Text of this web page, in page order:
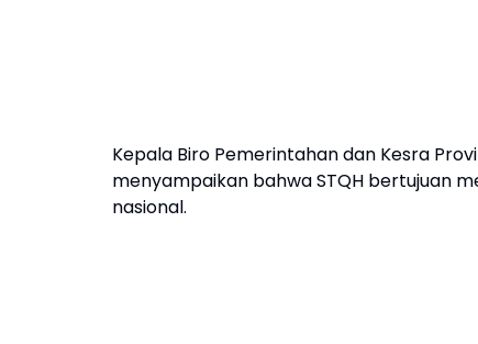
Kepala Biro Pemerintahan dan Kesra
menyampaikan bahwa STQH bertujuan
nasional.